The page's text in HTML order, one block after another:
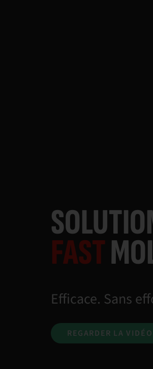
FAST
Efficace. Sans
REGARDER LA VIDÉO